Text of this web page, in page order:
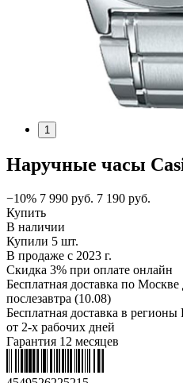
1
Наручные часы
−10% 7 990 руб. 7 190 руб.
Купить
В наличии
Купили 5 шт.
В продаже с 2023 г.
Скидка 3% при оплате онлайн
Бесплатная доставка по
послезавтра (10.08)
Бесплатная доставка в
от 2-х рабочих дней
Гарантия 12 месяцев